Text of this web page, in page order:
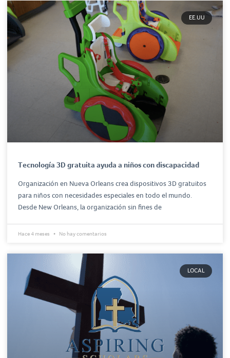
EE.UU
Tecnología 3D gratuita ayuda a niños con discapacidad
Organización en Nueva Orleans crea dispositivos 3D gratuitos
para niños con necesidades especiales en todo el mundo.
Desde New Orleans, la organización sin fines de
Hace 4 meses No hay comentarios
LOCAL